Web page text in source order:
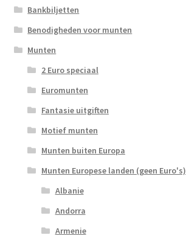
Bankbiljetten
Benodigheden voor munten
Munten
2 Euro speciaal
Euromunten
Fantasie uitgiften
Motief munten
Munten buiten Europa
Munten Europese landen (geen Euro's)
Albanie
Andorra
Armenie